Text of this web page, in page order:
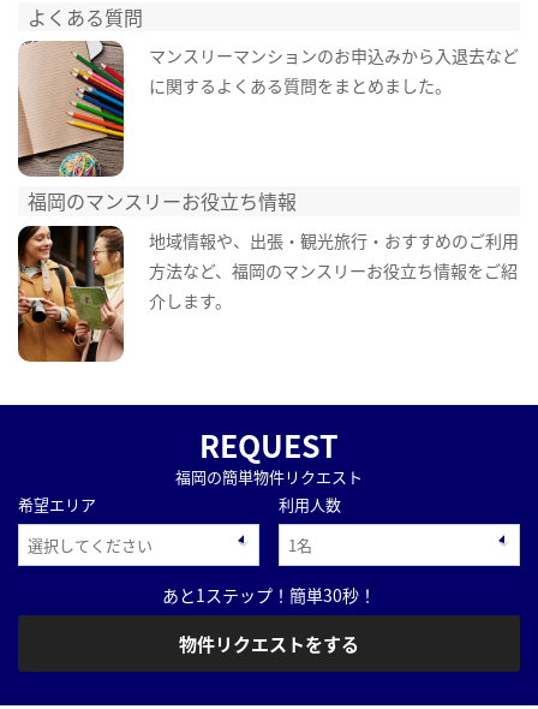
よくある質問
マンスリーマンションのお申込みから入退去など
に関するよくある質問をまとめました。
福岡のマンスリーお役立ち情報
地域情報や、出張・観光旅行・おすすめのご利用
方法など、福岡のマンスリーお役立ち情報をご紹
介します。
REQUEST
福岡の簡単物件リクエスト
希望エリア
利用人数
あと1ステップ！簡単30秒！
物件リクエストをする